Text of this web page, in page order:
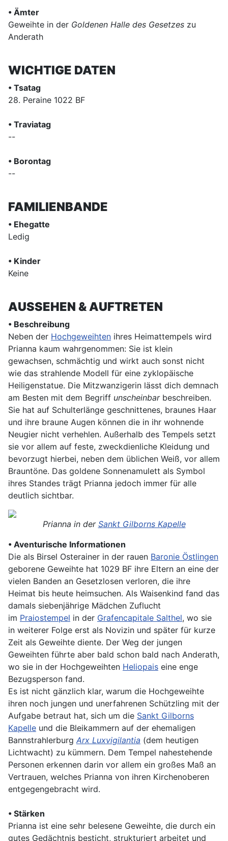
• Ämter
Geweihte in der Goldenen Halle des Gesetzes zu
Anderath
WICHTIGE DATEN
• Tsatag
28. Peraine 1022 BF
• Traviatag
--
• Borontag
--
FAMILIENBANDE
• Ehegatte
Ledig
• Kinder
Keine
AUSSEHEN & AUFTRETEN
• Beschreibung
Neben der Hochgeweihten ihres Heimattempels wird
Prianna kaum wahrgenommen: Sie ist klein
gewachsen, schmächtig und wirkt auch sonst nicht
wie das strahlende Modell für eine zyklopäische
Heiligenstatue. Die Mitzwanzigerin lässt dich demnach
am Besten mit dem Begriff unscheinbarbeschreiben.
Sie hat auf Schulterlänge geschnittenes, braunes Haar
und ihre braune Augen können die in ihr wohnende
Neugier nicht verhehlen. Außerhalb des Tempels setzt
sie vor allem auf feste, zweckdienliche Kleidung und
bevorzugt hierbei, neben dem üblichen Weiß, vor allem
Brauntöne. Das goldene Sonnenamulett als Symbol
ihres Standes trägt Prianna jedoch immer für alle
deutlich sichtbar.
Prianna in der Sankt Gilborns Kapelle
• Aventurische Informationen
Die als Birsel Osterainer in der rauen Baronie Östlingen
geborene Geweihte hat 1029 BF ihre Eltern an eine der
vielen Banden an Gesetzlosen verloren, die ihre
Heimat bis heute heimsuchen. Als Waisenkind fand das
damals siebenjährige Mädchen Zuflucht
im Praiostempel in der Grafencapitale Salthel, wo sie
in weiterer Folge erst als Novizin und später für kurze
Zeit als Geweihte diente. Der Weg der jungen
Geweihten führte aber bald schon bald nach Anderath,
wo sie in der Hochgeweihten Heliopais eine enge
Bezugsperson fand.
Es ist nicht gänzlich klar, warum die Hochgeweihte
ihren noch jungen und unerfahrenen Schützling mit der
Aufgabe betraut hat, sich um die Sankt Gilborns
Kapelle und die Bleikammern auf der ehemaligen
Bannstrahlerburg Arx Luxvigilantia (dem heutigen
Lichtwacht) zu kümmern. Dem Tempel nahestehende
Personen erkennen darin vor allem ein großes Maß an
Vertrauen, welches Prianna von ihren Kirchenoberen
entgegengebracht wird.
• Stärken
Prianna ist eine sehr belesene Geweihte, die durch ein
gutes Gedächtnis besticht, strukturiert arbeitet und